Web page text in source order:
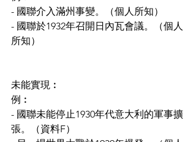
- 國聯介入滿州事變。（個人所知）
- 國聯於1932年召開日內瓦會議。（個人
所知）
未能實現︰
例︰
- 國聯未能停止1930年代意大利的軍事擴
張。（資料F）